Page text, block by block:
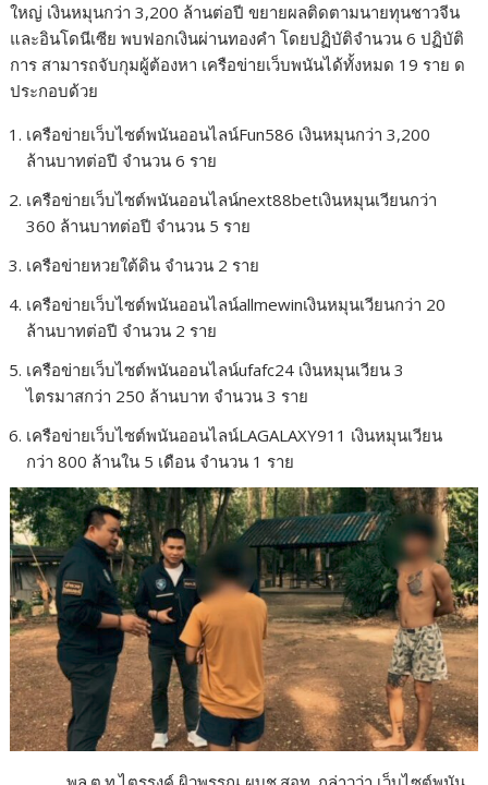
ใหญ่ เงินหมุนกว่า 3,200 ล้านต่อปี ขยายผลติดตามนายทุนชาวจีน
และอินโดนีเซีย พบฟอกเงินผ่านทองคำ โดยปฏิบัติจำนวน 6 ปฏิบัติ
การ สามารถจับกุมผู้ต้องหา เครือข่ายเว็บพนันได้ทั้งหมด 19 ราย ด
ประกอบด้วย
เครือข่ายเว็บไซต์พนันออนไลน์Fun586 เงินหมุนกว่า 3,200
ล้านบาทต่อปี จำนวน 6 ราย
เครือข่ายเว็บไซต์พนันออนไลน์next88betเงินหมุนเวียนกว่า
360 ล้านบาทต่อปี จำนวน 5 ราย
เครือข่ายหวยใต้ดิน จำนวน 2 ราย
เครือข่ายเว็บไซต์พนันออนไลน์allmewinเงินหมุนเวียนกว่า 20
ล้านบาทต่อปี จำนวน 2 ราย
เครือข่ายเว็บไซต์พนันออนไลน์ufafc24 เงินหมุนเวียน 3
ไตรมาสกว่า 250 ล้านบาท จำนวน 3 ราย
เครือข่ายเว็บไซต์พนันออนไลน์LAGALAXY911 เงินหมุนเวียน
กว่า 800 ล้านใน 5 เดือน จำนวน 1 ราย